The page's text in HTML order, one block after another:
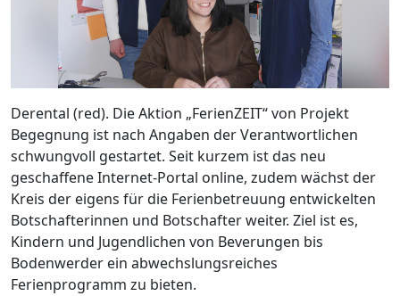
Derental (red). Die Aktion „FerienZEIT“ von Projekt
Begegnung ist nach Angaben der Verantwortlichen
schwungvoll gestartet. Seit kurzem ist das neu
geschaffene Internet-Portal online, zudem wächst der
Kreis der eigens für die Ferienbetreuung entwickelten
Botschafterinnen und Botschafter weiter. Ziel ist es,
Kindern und Jugendlichen von Beverungen bis
Bodenwerder ein abwechslungsreiches
Ferienprogramm zu bieten.